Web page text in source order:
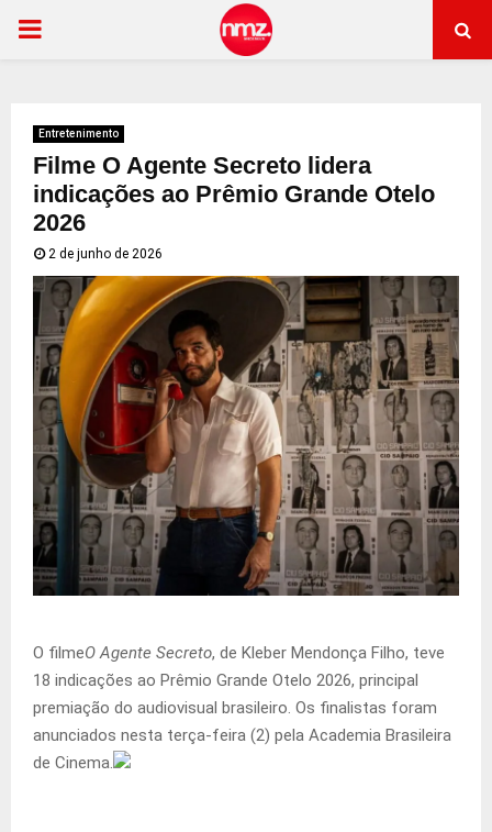
PRIMARY
Entretenimento
Filme O Agente Secreto lidera
indicações ao Prêmio Grande Otelo
2026
2 de junho de 2026
O filmeO Agente Secreto, de Kleber Mendonça Filho, teve
18 indicações ao Prêmio Grande Otelo 2026, principal
premiação do audiovisual brasileiro. Os finalistas foram
anunciados nesta terça-feira (2) pela Academia Brasileira
de Cinema.